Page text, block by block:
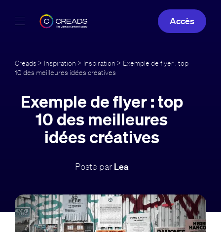
Offres
À propos
Accès
Creads > Inspiration > Inspiration > Exemple de flyer : top
10 des meilleures idées créatives
Exemple de flyer : top
10 des meilleures
idées créatives
Posté par Lea